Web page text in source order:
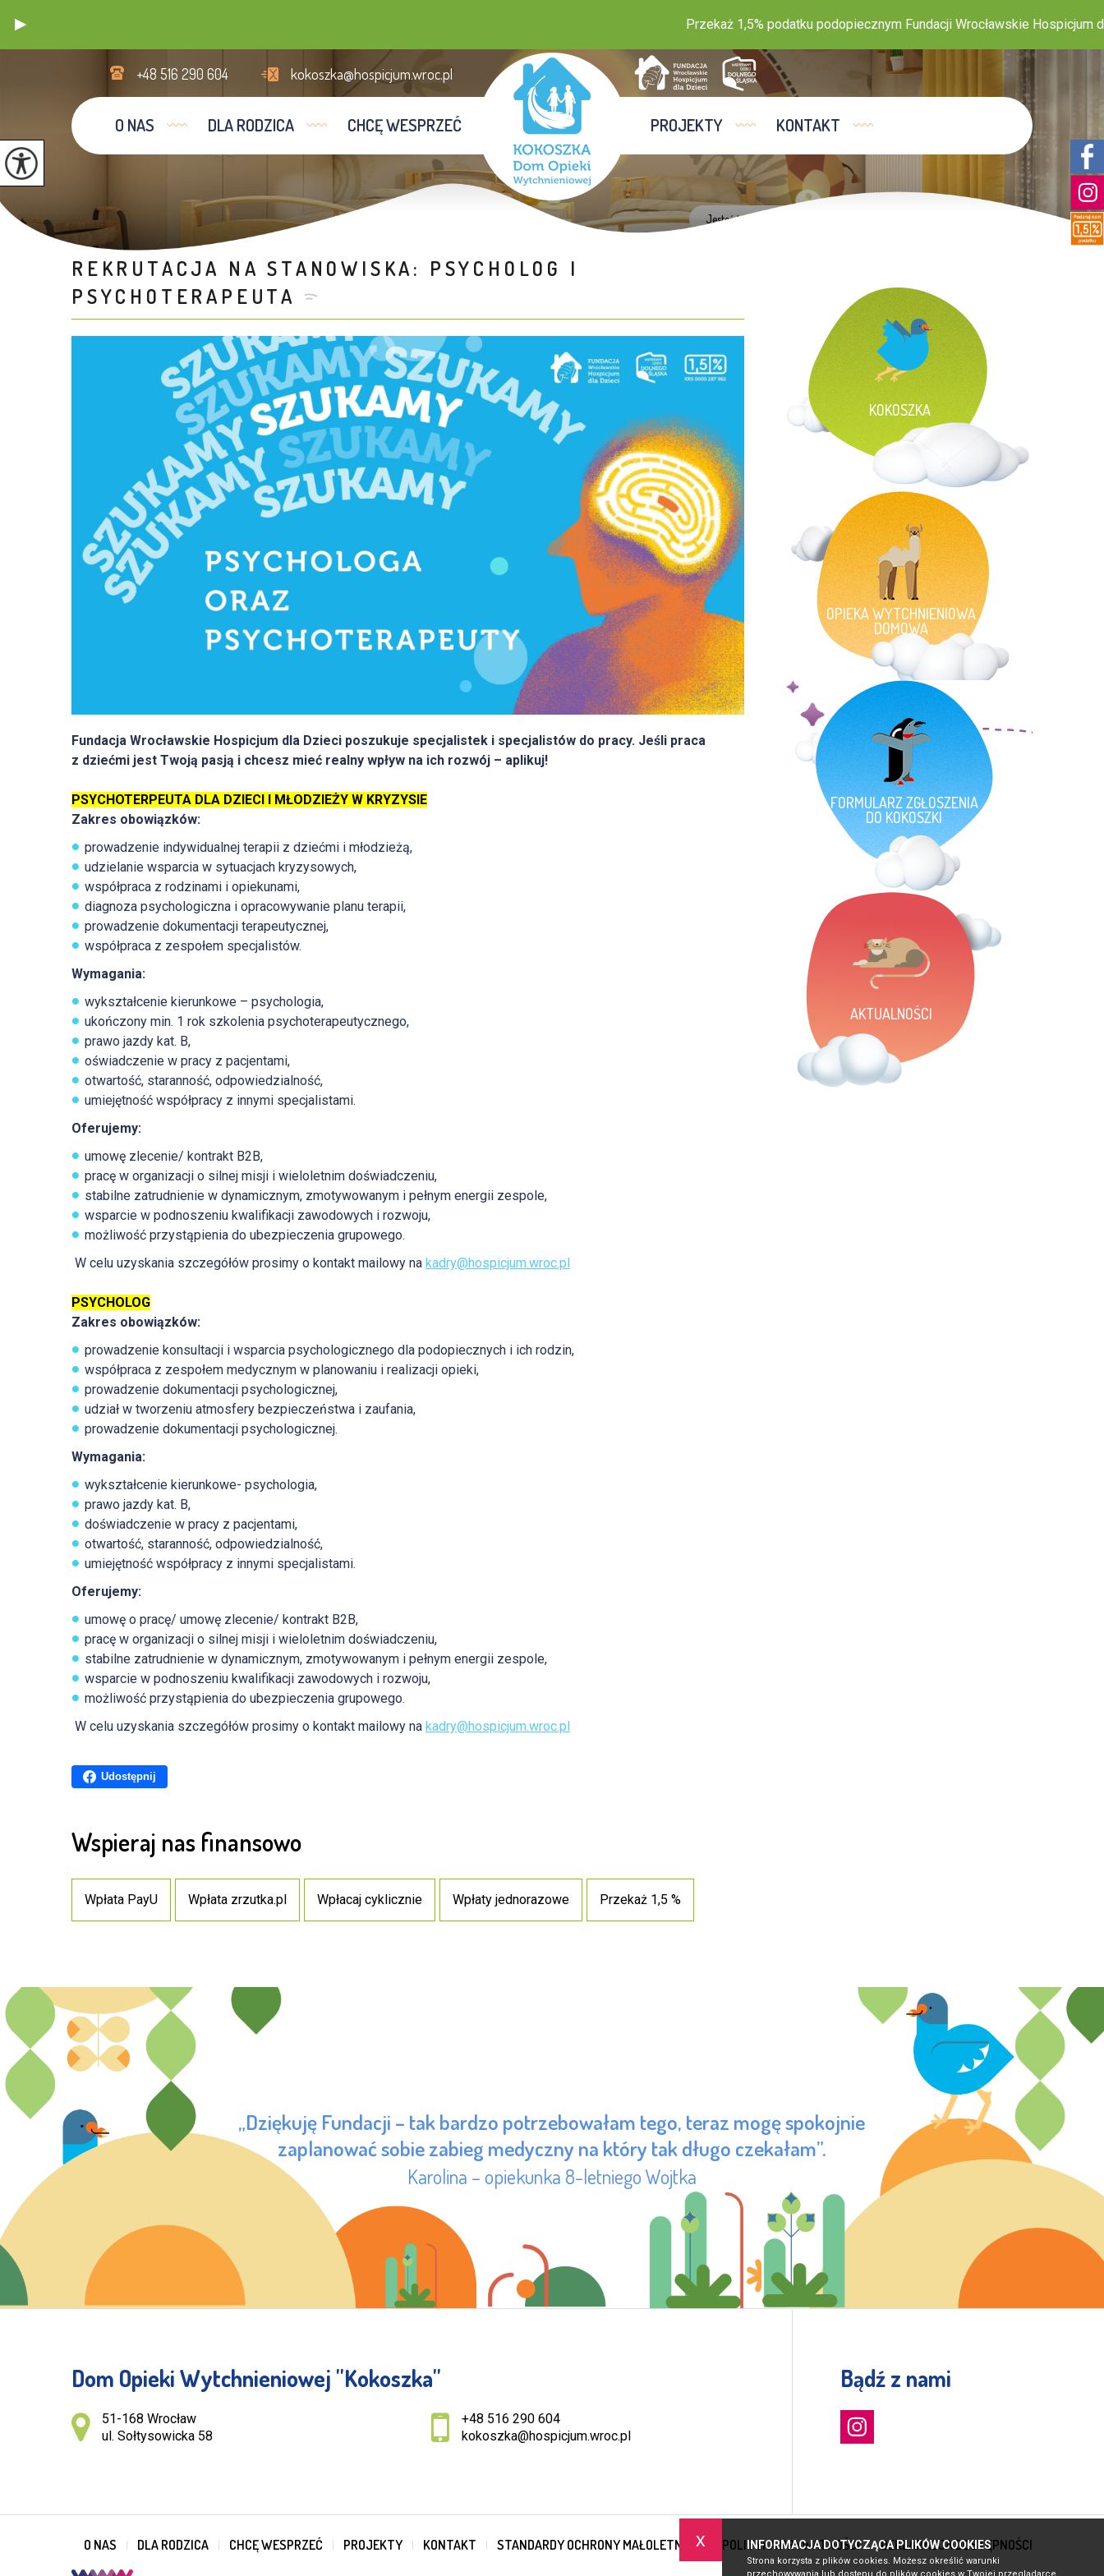
x INFORMACJA DOTYCZĄCA PLIKÓW COOKIES
Strona korzysta z plików cookies. Możesz określić warunki
Przekaż 1,5% podatku podopiecznym Fundacji Wrocławskie Hospicjum dla
kokoszka@hospicjum.wroc.pl
+48 516 290 604
O NAS DLA RODZICA CHCĘ WESPRZEĆ PROJEKTY KONTAKT
Jesteś tutaj:
REKRUTACJA NA STANOWISKA: PSYCHOLOG I
PSYCHOTERAPEUTA
Fundacja Wrocławskie Hospicjum dla Dzieci poszukuje specjalistek i specjalistów do pracy. Jeśli praca
z dziećmi jest Twoją pasją i chcesz mieć realny wpływ na ich rozwój – aplikuj!
PSYCHOTERPEUTA DLA DZIECI I MŁODZIEŻY W KRYZYSIE
Zakres obowiązków:
prowadzenie indywidualnej terapii z dziećmi i młodzieżą,
udzielanie wsparcia w sytuacjach kryzysowych,
współpraca z rodzinami i opiekunami,
diagnoza psychologiczna i opracowywanie planu terapii,
prowadzenie dokumentacji terapeutycznej,
współpraca z zespołem specjalistów.
Wymagania:
wykształcenie kierunkowe – psychologia,
ukończony min. 1 rok szkolenia psychoterapeutycznego,
prawo jazdy kat. B,
oświadczenie w pracy z pacjentami,
otwartość, staranność, odpowiedzialność,
umiejętność współpracy z innymi specjalistami.
Oferujemy:
umowę zlecenie/ kontrakt B2B,
pracę w organizacji o silnej misji i wieloletnim doświadczeniu,
stabilne zatrudnienie w dynamicznym, zmotywowanym i pełnym energii zespole,
wsparcie w podnoszeniu kwalifikacji zawodowych i rozwoju,
możliwość przystąpienia do ubezpieczenia grupowego.
W celu uzyskania szczegółów prosimy o kontakt mailowy na kadry@hospicjum.wroc.pl
PSYCHOLOG
Zakres obowiązków:
prowadzenie konsultacji i wsparcia psychologicznego dla podopiecznych i ich rodzin,
współpraca z zespołem medycznym w planowaniu i realizacji opieki,
prowadzenie dokumentacji psychologicznej,
udział w tworzeniu atmosfery bezpieczeństwa i zaufania,
prowadzenie dokumentacji psychologicznej.
Wymagania:
wykształcenie kierunkowe- psychologia,
prawo jazdy kat. B,
doświadczenie w pracy z pacjentami,
otwartość, staranność, odpowiedzialność,
umiejętność współpracy z innymi specjalistami.
Oferujemy:
umowę o pracę/ umowę zlecenie/ kontrakt B2B,
pracę w organizacji o silnej misji i wieloletnim doświadczeniu,
stabilne zatrudnienie w dynamicznym, zmotywowanym i pełnym energii zespole,
wsparcie w podnoszeniu kwalifikacji zawodowych i rozwoju,
możliwość przystąpienia do ubezpieczenia grupowego.
W celu uzyskania szczegółów prosimy o kontakt mailowy na kadry@hospicjum.wroc.pl
Udostępnij
Wspieraj nas finansowo
Wpłata PayU Wpłata zrzutka.pl Wpłacaj cyklicznie Wpłaty jednorazowe Przekaż 1,5 %
KOKOSZKA
OPIEKA WYTCHNIENIOWA
DOMOWA
FORMULARZ ZGŁOSZENIA
DO KOKOSZKI
AKTUALNOŚCI
„Dziękuję Fundacji – tak bardzo potrzebowałam tego, teraz mogę spokojnie
zaplanować sobie zabieg medyczny na który tak długo czekałam”.
Karolina – opiekunka 8-letniego Wojtka
Dom Opieki Wytchnieniowej ''Kokoszka''
Adres pocztowy:
51-168 Wrocław
ul. Sołtysowicka 58
+48 516 290 604
kokoszka@hospicjum.wroc.pl
Bądź z nami
O NAS DLA RODZICA CHCĘ WESPRZEĆ PROJEKTY KONTAKT STANDARDY OCHRONY MAŁOLETNICH POLITYKA PRYWATNOŚCI DEKLARACJA DOSTĘPNOŚCI